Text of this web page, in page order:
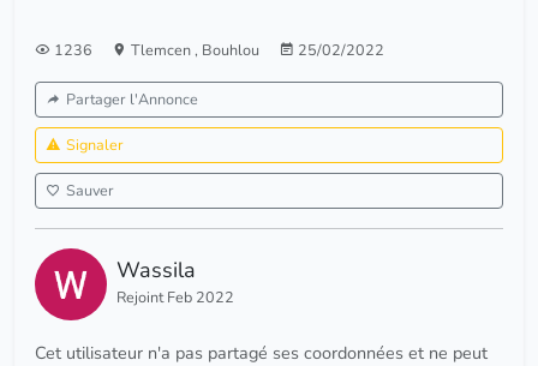
1236 Tlemcen, Bouhlou 25/02/2022
Partager l'Annonce
Signaler
Sauver
Wassila
Rejoint Feb 2022
Cet utilisateur n'a pas partagé ses coordonnées et ne peut